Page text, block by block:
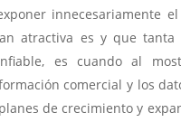
innecesariamente
atractiva es y que
es cuando al
comercial y los
de crecimiento y